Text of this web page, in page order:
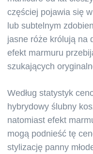
częściej pojawia się
lub subtelnym
jasne róże królują na
efekt marmuru
szukających
Według statystyk
hybrydowy ślubny
natomiast efekt
mogą podnieść tę
stylizację panny